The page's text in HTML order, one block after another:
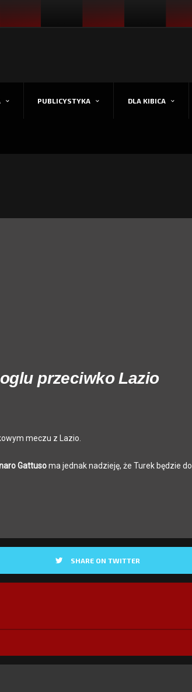
PUBLICYSTYKA DLA KIBICA
przeciwko Lazio
meczu z Lazio.
Gattusoma jednak nadzieję, że Turek będzie do
SHARE ON TWITTER